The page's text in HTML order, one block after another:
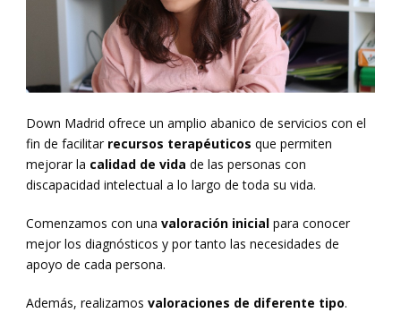
Down Madrid ofrece un amplio abanico de servicios con el
fin de facilitar recursos terapéuticos que permiten
mejorar la calidad de vida de las personas con
discapacidad intelectual a lo largo de toda su vida.
Comenzamos con una valoración inicial para conocer
mejor los diagnósticos y por tanto las necesidades de
apoyo de cada persona.
Además, realizamos valoraciones de diferente tipo.